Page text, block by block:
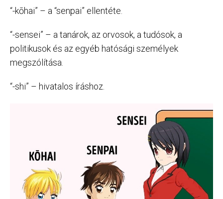
“-kōhai” – a “senpai” ellentéte.
“-sensei” – a tanárok, az orvosok, a tudósok, a
politikusok és az egyéb hatósági személyek
megszólítása.
“-shi” – hivatalos íráshoz.